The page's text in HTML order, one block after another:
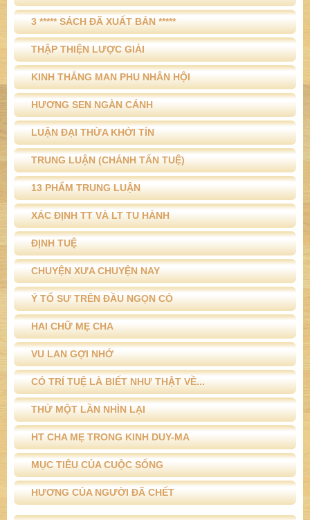
3 ***** SÁCH ĐÃ XUẤT BẢN *****
THẬP THIỆN LƯỢC GIẢI
KINH THẮNG MAN PHU NHÂN HỘI
HƯƠNG SEN NGÀN CÁNH
LUẬN ĐẠI THỪA KHỞI TÍN
TRUNG LUẬN (CHÁNH TẤN TUỆ)
13 PHẨM TRUNG LUẬN
XÁC ĐỊNH TT VÀ LT TU HÀNH
ĐỊNH TUỆ
CHUYỆN XƯA CHUYỆN NAY
Ý TỔ SƯ TRÊN ĐẦU NGỌN CỎ
HAI CHỮ MẸ CHA
VU LAN GỢI NHỚ
CÓ TRÍ TUỆ LÀ BIẾT NHƯ THẬT VỀ...
THỬ MỘT LẦN NHÌN LẠI
HT CHA MẸ TRONG KINH DUY-MA
MỤC TIÊU CỦA CUỘC SỐNG
HƯƠNG CỦA NGƯỜI ĐÃ CHẾT